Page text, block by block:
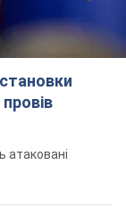
атаковані